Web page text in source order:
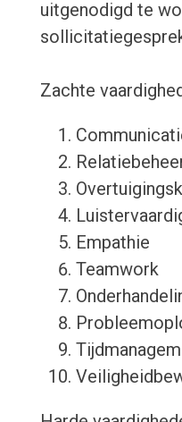
uitgenodigd te
Zachte
Empathie
Teamwork